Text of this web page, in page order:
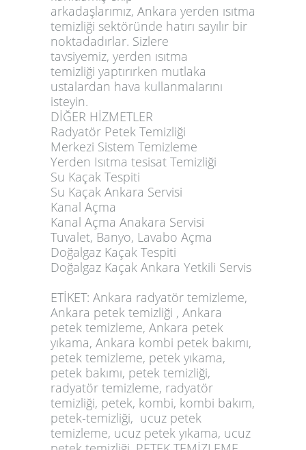
arkadaşlarımız, Ankara yerden ısıtma
temizliği sektöründe hatırı sayılır bir
noktadadırlar. Sizlere
tavsiyemiz, yerden ısıtma
temizliği yaptırırken mutlaka
ustalardan hava kullanmalarını
isteyin.
DİĞER HİZMETLER
Radyatör Petek Temizliği
Merkezi Sistem Temizleme
Yerden Isıtma tesisat Temizliği
Su Kaçak Tespiti
Su Kaçak Ankara Servisi
Kanal Açma
Kanal Açma Anakara Servisi
Tuvalet, Banyo, Lavabo Açma
Doğalgaz Kaçak Tespiti
Doğalgaz Kaçak Ankara Yetkili Servis
ETİKET: Ankara radyatör temizleme,
Ankara petek temizliği , Ankara
petek temizleme, Ankara petek
yıkama, Ankara kombi petek bakımı,
petek temizleme, petek yıkama,
petek bakımı, petek temizliği,
radyatör temizleme, radyatör
temizliği, petek, kombi, kombi bakım,
petek-temizliği, ucuz petek
temizleme, ucuz petek yıkama, ucuz